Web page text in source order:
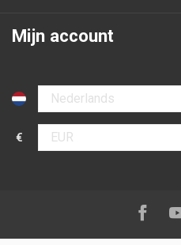
Mijn account
Selecteer taal
€
Selecteer valuta
Volg ons